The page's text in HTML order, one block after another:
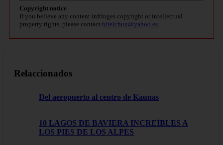
Copyright notice
If you believe any content infringes copyright or intellectual
property rights, please contact bitelchux@yahoo.es
Relaccionados
Del aeropuerto al centro de Kaunas
10 LAGOS DE BAVIERA INCREÍBLES A
LOS PIES DE LOS ALPES